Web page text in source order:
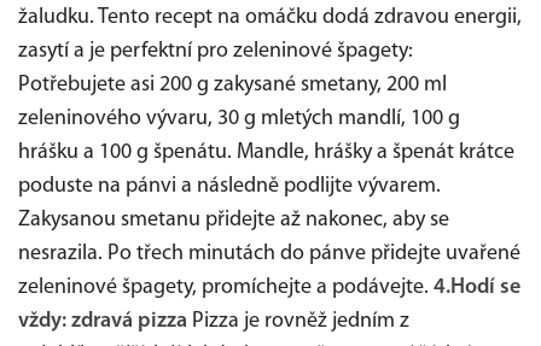
žaludku. Tento recept na omáčku dodá zdravou energii,
zasytí a je perfektní pro zeleninové špagety:
Potřebujete asi 200 g zakysané smetany, 200 ml
zeleninového vývaru, 30 g mletých mandlí, 100 g
hrášku a 100 g špenátu. Mandle, hrášky a špenát krátce
poduste na pánvi a následně podlijte vývarem.
Zakysanou smetanu přidejte až nakonec, aby se
nesrazila. Po třech minutách do pánve přidejte uvařené
zeleninové špagety, promíchejte a podávejte. 4.Hodí se
vždy: zdravá pizza Pizza je rovněž jedním z